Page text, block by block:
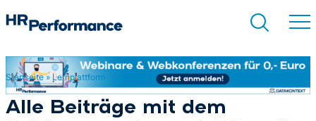
Suchen
Startseite» Lernplattform
Alle Beiträge mit dem